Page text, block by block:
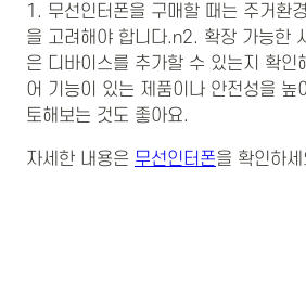
1. 무선인터폰을 구매할 때는 주거환
을 고려해야 합니다.n2. 확장 가능한
은 디바이스를 추가할 수 있는지 확인
어 기능이 있는 제품이나 안전성을 높
토해보는 것도 좋아요.
자세한 내용은 무선인터폰을 확인하세